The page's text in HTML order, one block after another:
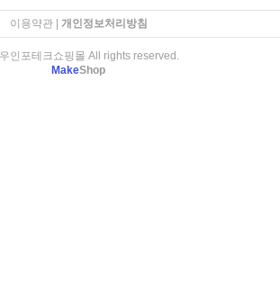
이용약관| 개인정보처리방침
인포테크쇼핑몰 All rights reserved.
MakeShop